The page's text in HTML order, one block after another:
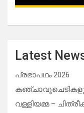
Latest
പ്രഭാപഥം 2026
വള്ളിയമ്മ –